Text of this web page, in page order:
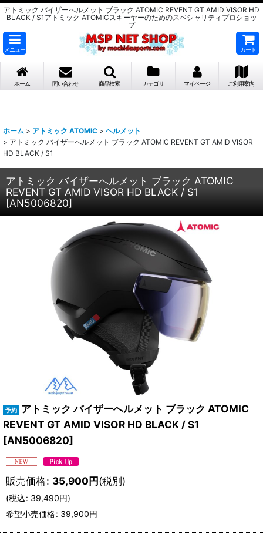
アトミック バイザーへルメット ブラック ATOMIC REVENT GT AMID VISOR HD
BLACK / S1アトミック ATOMICスキーヤーのためのスペシャリティプロショッ
プ
メニュー カート
ホーム 問い合わせ 商品検索 カテゴリ マイページ ご利用案内
ホーム > アトミック ATOMIC > ヘルメット
> アトミック バイザーへルメット ブラック ATOMIC REVENT GT AMID VISOR
HD BLACK / S1
アトミック バイザーへルメット ブラック ATOMIC
REVENT GT AMID VISOR HD BLACK / S1
[AN5006820]
アトミック バイザーへルメット ブラック ATOMIC
REVENT GT AMID VISOR HD BLACK / S1
[AN5006820]
販売価格: 35,900円(税別)
(税込: 39,490円)
希望小売価格: 39,900円